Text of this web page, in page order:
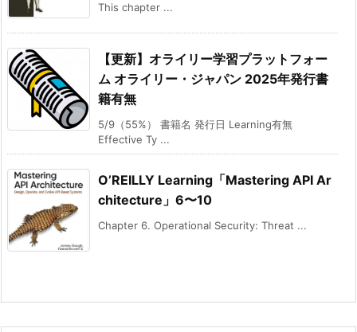
This chapter ...
【更新】オライリー学習プラットフォー
ム オライリー・ジャパン 2025年発行書
籍有無
5/9（55%） 書籍名 発行日 Learning有無
Effective Ty ...
O’REILLY Learning「Mastering API Ar
chitecture」6〜10
Chapter 6. Operational Security: Threat ...